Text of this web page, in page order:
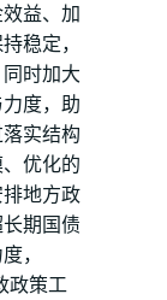
益、加
稳定，
时加大
度，助
实结构
优化的
地方政
期国债
，
政策工